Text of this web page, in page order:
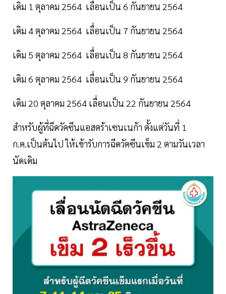
เดิม 1 ตุลาคม 2564 เลื่อนเป็น 6 กันยายน 2564
เดิม 4 ตุลาคม 2564 เลื่อนเป็น 7 กันยายน 2564
เดิม 5 ตุลาคม 2564 เลื่อนเป็น 8 กันยายน 2564
เดิม 6 ตุลาคม 2564 เลื่อนเป็น 9 กันยายน 2564
เดิม 20 ตุลาคม 2564 เลื่อนเป็น 22 กันยายน 2564
สำหรับผู้ที่ฉีดวัคซีนแอสตร้าเซนเนก้า ตั้งแต่วันที่ 1
ก.ค.เป็นต้นไป ให้เข้ารับการฉีดวัคซีนเข็ม 2 ตามวันเวลา
นัดเดิม